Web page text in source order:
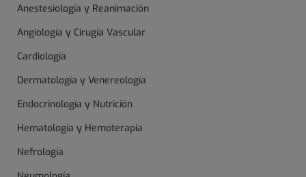
Anestesiología y Reanimación
Angiología y Cirugía Vascular
Cardiología
Dermatología y Venereología
Endocrinología y Nutrición
Hematología y Hemoterapia
Nefrología